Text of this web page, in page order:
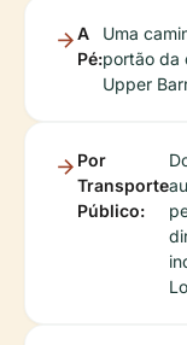
A
Pé:
Uma
portão da
Upper
Por
Transporte
Público: